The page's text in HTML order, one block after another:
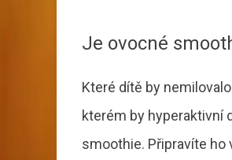
Je ovocné
Které dítě by
kterém by hyperaktivní
smoothie. Připravíte ho